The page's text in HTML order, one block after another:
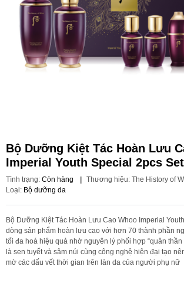
Bộ Dưỡng Kiệt Tác Hoàn Lưu
Imperial Youth Special 2pcs Set
Tình trạng: Còn hàng Thương hiệu: The History of
Loại: Bộ dưỡng da
Bộ Dưỡng Kiệt Tác Hoàn Lưu Cao Whoo Imperial
dòng sản phẩm hoàn lưu cao với hơn 70 thành phần
tối đa hoá hiệu quả nhờ nguyên lý phối hợp “quân
là sen tuyết và sâm núi cùng công nghệ hiện đại tạo
mờ các dấu vết thời gian trên làn da của người phụ nữ